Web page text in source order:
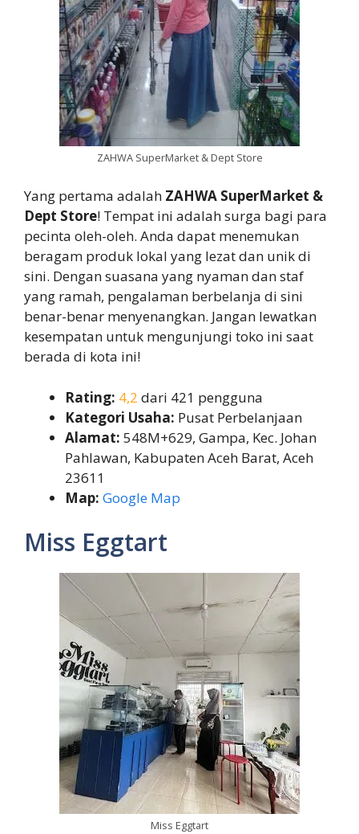
ZAHWA SuperMarket & Dept Store
Yang pertama adalah ZAHWA SuperMarket &
Dept Store! Tempat ini adalah surga bagi para
pecinta oleh-oleh. Anda dapat menemukan
beragam produk lokal yang lezat dan unik di
sini. Dengan suasana yang nyaman dan staf
yang ramah, pengalaman berbelanja di sini
benar-benar menyenangkan. Jangan lewatkan
kesempatan untuk mengunjungi toko ini saat
berada di kota ini!
Rating: 4,2 dari 421 pengguna
Kategori Usaha: Pusat Perbelanjaan
Alamat: 548M+629, Gampa, Kec. Johan
Pahlawan, Kabupaten Aceh Barat, Aceh
23611
Map: Google Map
Miss Eggtart
Miss Eggtart